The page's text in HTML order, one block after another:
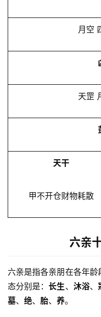
月空
天罡
天干
甲不开仓财物耗散
六亲
六亲是指各亲朋在各年
态分别是：长生、 沐浴、
墓、 绝、 胎、 养。